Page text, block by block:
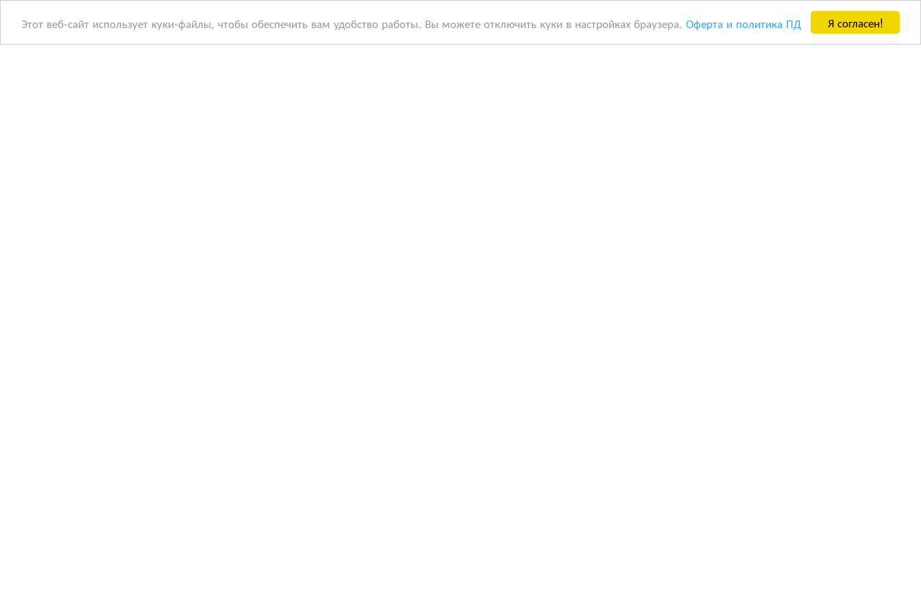
Я согласен!
Этот веб-сайт использует куки-файлы, чтобы обеспечить вам удобство работы. Вы можете отключить куки в настройках браузера. Оферта и политика ПД